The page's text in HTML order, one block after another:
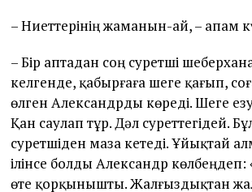
– Ниеттерінің жаманын-ай, – апам
– Бір аптадан соң суретші
келгенде, қабырғаға шеге қағып,
өлген Александрды көреді. Шеге
Қан саулап тұр. Дәл суреттегідей.
суретшіден маза кетеді. Ұйықтай
ілінсе болды Александр
өте қорқынышты. Жалғыздықтан